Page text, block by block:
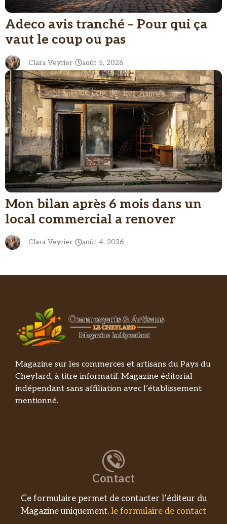
Adeco avis tranché – Pour qui ça
vaut le coup ou pas
Clara Veyrier août 5, 2026
Mon bilan après 6 mois dans un
local commercial a renover
Clara Veyrier août 4, 2026
Magazine sur les commerces et artisans du Pays du
Cheylard, à titre informatif. Magazine éditorial
indépendant sans affiliation avec l’établissement
mentionné.
Contact
Ce formulaire permet de contacter l’éditeur du
Magazine uniquement. le formulaire de contact